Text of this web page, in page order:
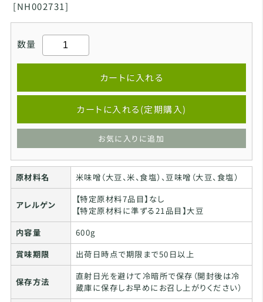
[NH002731]
数量
カートに入れる
カートに入れる(定期購入)
お気に入りに追加
原材料名 米味噌（大豆、米、食塩）、豆味噌（大豆、食塩）
アレルゲン
【特定原材料7品目】なし
【特定原材料に準ずる21品目】大豆
内容量
600g
賞味期限
出荷日時点で期限まで50日以上
保存方法
直射日光を避けて冷暗所で保存（開封後は冷
蔵庫に保存しお早めにお召し上がりください）